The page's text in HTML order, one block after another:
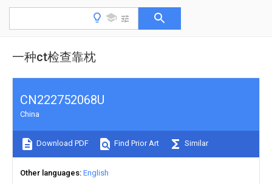
一种ct检查靠枕
CN222752068U
China
Download PDF Find Prior Art Similar
Other languages English